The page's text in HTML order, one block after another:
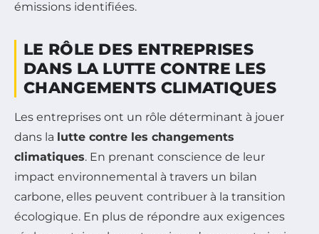
émissions identifiées.
LE RÔLE DES ENTREPRISES
DANS LA LUTTE CONTRE LES
CHANGEMENTS CLIMATIQUES
Les entreprises ont un rôle déterminant à jouer
dans la lutte contre les changements
climatiques. En prenant conscience de leur
impact environnemental à travers un bilan
carbone, elles peuvent contribuer à la transition
écologique. En plus de répondre aux exigences